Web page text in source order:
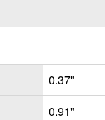
0.37"
0.91"